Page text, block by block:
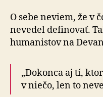
O sebe neviem, že v
nevedel definovať.
humanistov na
„Dokonca aj tí,
v niečo, len to